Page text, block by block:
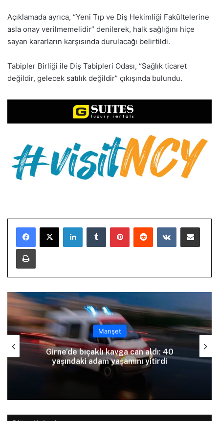
Açıklamada ayrıca, “Yeni Tıp ve Diş Hekimliği Fakültelerine
asla onay verilmemelidir” denilerek, halk sağlığını hiçe
sayan kararların karşısında durulacağı belirtildi.
Tabipler Birliği ile Diş Tabipleri Odası, “Sağlık ticaret
değildir, gelecek satılık değildir” çıkışında bulundu.
LinkedInTumblr PinterestReddit VKontakteE-Posta ile paylaş
Yazdır
Manşet
Girne’de bıçaklı kavga can aldı: 40
yaşındaki adam yaşamını yitirdi